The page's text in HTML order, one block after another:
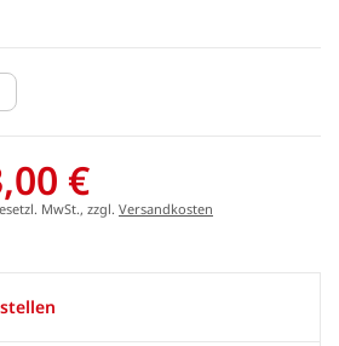
€
MwSt., zzgl. Versandkosten